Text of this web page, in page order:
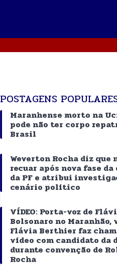
POSTAGENS
Maranhense morto na
pode não ter corpo
Brasil
Weverton Rocha diz que
recuar após nova fase da
da PF e atribui
cenário político
VÍDEO: Porta-voz de
Bolsonaro no Maranhão,
Flávia Berthier faz
vídeo com candidato da
durante convenção de
Rocha